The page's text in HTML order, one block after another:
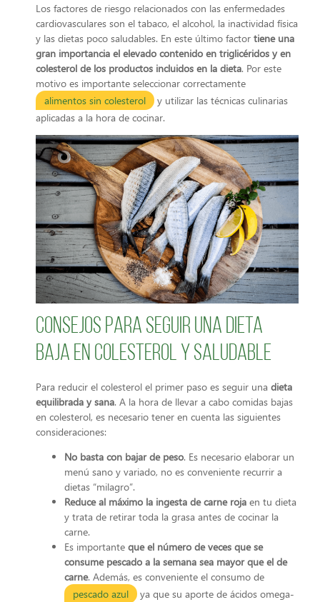
Los factores de riesgo relacionados con las enfermedades
cardiovasculares son el tabaco, el alcohol, la inactividad física
y las dietas poco saludables. En este último factor tiene una
gran importancia el elevado contenido en triglicéridos y en
colesterol de los productos incluidos en la dieta. Por este
motivo es importante seleccionar correctamente
alimentos sin colesterol
y utilizar las técnicas culinarias
aplicadas a la hora de cocinar.
Consejos para seguir una dieta
baja en colesterol y saludable
Para reducir el colesterol el primer paso es seguir una dieta
equilibrada y sana. A la hora de llevar a cabo comidas bajas
en colesterol, es necesario tener en cuenta las siguientes
consideraciones:
No basta con bajar de peso. Es necesario elaborar un
menú sano y variado, no es conveniente recurrir a
dietas “milagro”.
Reduce al máximo la ingesta de carne roja en tu dieta
y trata de retirar toda la grasa antes de cocinar la
carne.
Es importante que el número de veces que se
consume pescado a la semana sea mayor que el de
carne. Además, es conveniente el consumo de
pescado azul
ya que su aporte de ácidos omega-